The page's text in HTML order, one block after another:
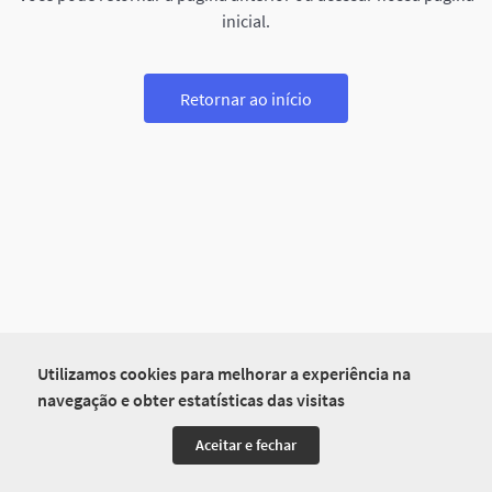
Utilizamos cookies para melhorar a experiência na
navegação e obter estatísticas das visitas
Aceitar e fechar
inicial.
Retornar ao início